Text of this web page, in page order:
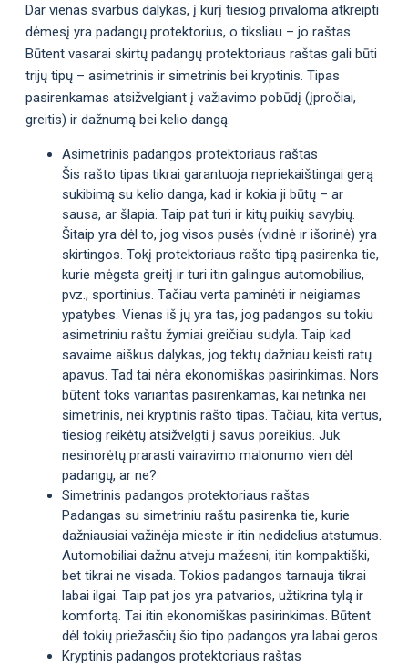
Dar vienas svarbus dalykas, į kurį tiesiog privaloma atkreipti
dėmesį yra padangų protektorius, o tiksliau – jo raštas.
Būtent vasarai skirtų padangų protektoriaus raštas gali būti
trijų tipų – asimetrinis ir simetrinis bei kryptinis. Tipas
pasirenkamas atsižvelgiant į važiavimo pobūdį (įpročiai,
greitis) ir dažnumą bei kelio dangą.
Asimetrinis padangos protektoriaus raštas
Šis rašto tipas tikrai garantuoja nepriekaištingai gerą
sukibimą su kelio danga, kad ir kokia ji būtų – ar
sausa, ar šlapia. Taip pat turi ir kitų puikių savybių.
Šitaip yra dėl to, jog visos pusės (vidinė ir išorinė) yra
skirtingos. Tokį protektoriaus rašto tipą pasirenka tie,
kurie mėgsta greitį ir turi itin galingus automobilius,
pvz., sportinius. Tačiau verta paminėti ir neigiamas
ypatybes. Vienas iš jų yra tas, jog padangos su tokiu
asimetriniu raštu žymiai greičiau sudyla. Taip kad
savaime aiškus dalykas, jog tektų dažniau keisti ratų
apavus. Tad tai nėra ekonomiškas pasirinkimas. Nors
būtent toks variantas pasirenkamas, kai netinka nei
simetrinis, nei kryptinis rašto tipas. Tačiau, kita vertus,
tiesiog reikėtų atsižvelgti į savus poreikius. Juk
nesinorėtų prarasti vairavimo malonumo vien dėl
padangų, ar ne?
Simetrinis padangos protektoriaus raštas
Padangas su simetriniu raštu pasirenka tie, kurie
dažniausiai važinėja mieste ir itin nedidelius atstumus.
Automobiliai dažnu atveju mažesni, itin kompaktiški,
bet tikrai ne visada. Tokios padangos tarnauja tikrai
labai ilgai. Taip pat jos yra patvarios, užtikrina tylą ir
komfortą. Tai itin ekonomiškas pasirinkimas. Būtent
dėl tokių priežasčių šio tipo padangos yra labai geros.
Kryptinis padangos protektoriaus raštas